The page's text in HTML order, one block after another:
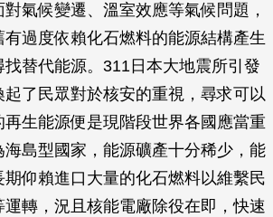
氣候變遷、溫室效應等氣候問題，
過度依賴化石燃料的能源結構產生
替代能源。311日本大地震所引發
了民眾對於核安的重視，尋求可以
生能源便是現階段世界各國應當重
島型國家，能源礦產十分稀少，能
仰賴進口大量的化石燃料以維繫民
轉，況且核能電廠除役在即，快速